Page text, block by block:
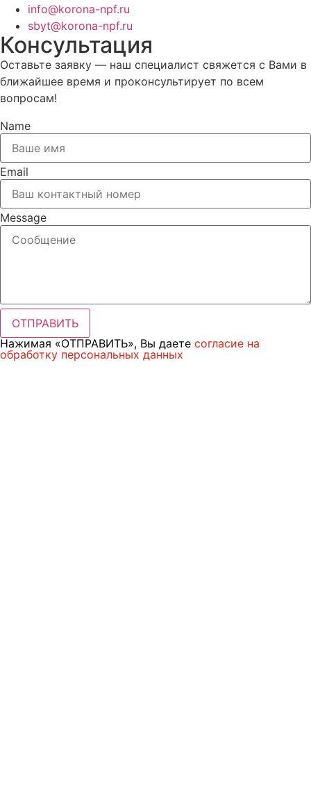
info@korona-npf.ru
sbyt@korona-npf.ru
Консультация
Оставьте заявку — наш специалист свяжется с Вами в
ближайшее время и проконсультирует по всем
вопросам!
Name
Email
Message
ОТПРАВИТЬ
Нажимая «ОТПРАВИТЬ», Вы даете согласие на
обработку персональных данных